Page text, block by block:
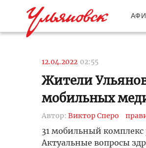
12.04.2022 02:55
Жители
мобильных
Автор: Виктор Сперо
31 мобильный комплекс
Актуальные вопросы